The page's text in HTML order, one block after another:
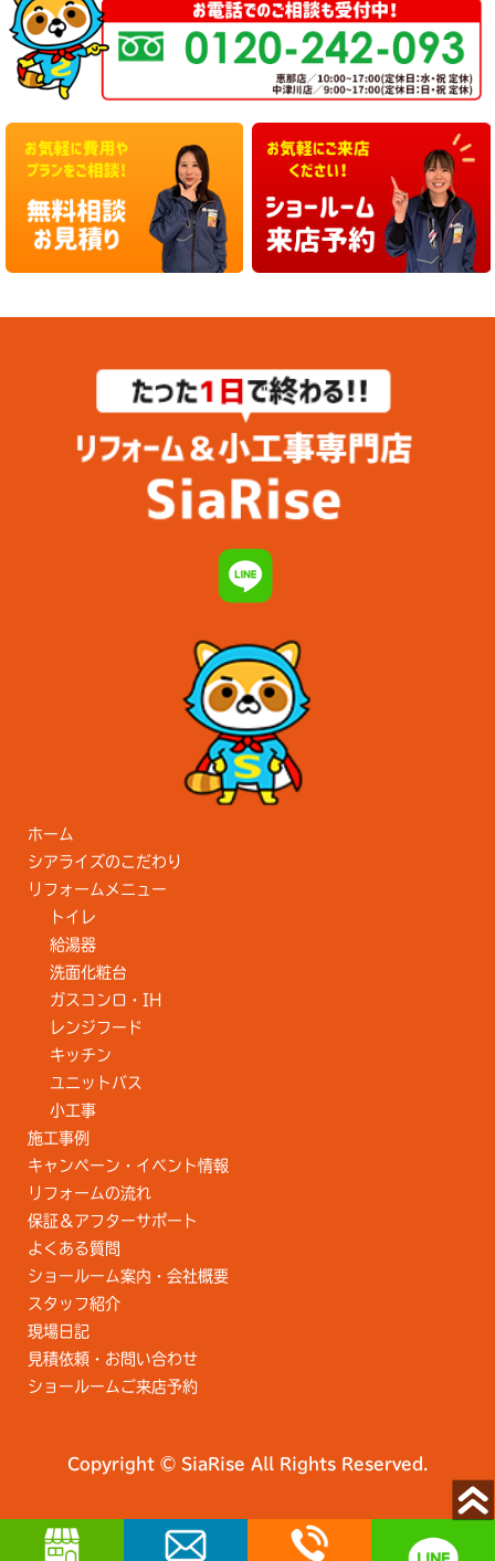
ホーム
シアライズのこだわり
リフォームメニュー
トイレ
給湯器
洗面化粧台
ガスコンロ・IH
レンジフード
キッチン
ユニットバス
小工事
施工事例
キャンペーン・イベント情報
リフォームの流れ
保証＆アフターサポート
よくある質問
ショールーム案内・会社概要
スタッフ紹介
現場日記
見積依頼・お問い合わせ
ショールームご来店予約
Copyright © SiaRise All Rights Reserved.